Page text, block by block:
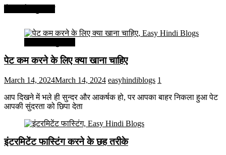
पेट कम करने के लिए क्या खाना चाहिए
March 14, 2024March 14, 2024 easyhindiblogs 1
आप दिखने में भले ही सुन्दर और आकर्षक हो, पर आपका बाहर निकला हुआ पेट
आपकी सुंदरता को छिपा देता
इंटरमिटेंट फास्टिंग करने के छह तरीके